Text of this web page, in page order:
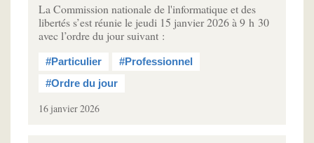
La Commission nationale de l'informatique et des
libertés s’est réunie le jeudi 15 janvier 2026 à 9 h 30
avec l’ordre du jour suivant :
#Particulier
#Professionnel
#Ordre du jour
16 janvier 2026